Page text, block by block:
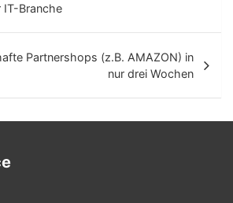
IT-Branche
Partnershops (z.B. AMAZON) in
nur drei Wochen